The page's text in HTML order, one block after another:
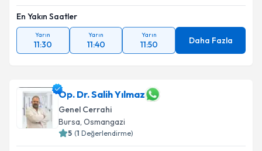
En Yakın Saatler
Yarın
11:30
Yarın
11:40
Yarın
11:50 Daha Fazla
Op. Dr. Salih Yılmaz
Genel Cerrahi
Bursa, Osmangazi
5 (1 Değerlendirme)